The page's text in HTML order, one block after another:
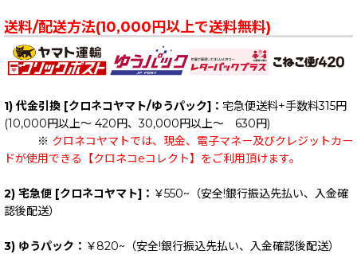
送料/配送方法(10,000円以上で送料無料)
1) 代金引換 [クロネコヤマト/ゆうパック]： 宅急便送料+手数料315円
(10,000円以上～ 420円、30,000円以上～ 630円)
※ クロネコヤマトでは、現金、電子マネー及びクレジットカー
ドが使用できる【クロネコeコレクト】をご利用頂けます。
2) 宅急便 [クロネコヤマト]： ￥550~（安全!銀行振込先払い、入金確
認後配送）
3) ゆうパック： ￥820~（安全!銀行振込先払い、入金確認後配送）